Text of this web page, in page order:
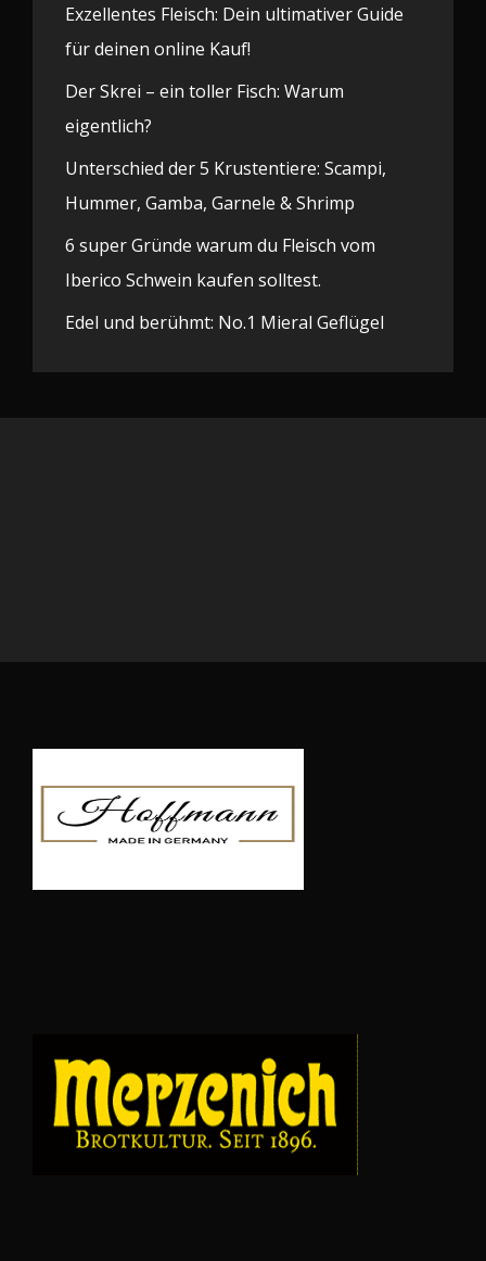
Exzellentes Fleisch: Dein ultimativer Guide
für deinen online Kauf!
Der Skrei – ein toller Fisch: Warum
eigentlich?
Unterschied der 5 Krustentiere: Scampi,
Hummer, Gamba, Garnele & Shrimp
6 super Gründe warum du Fleisch vom
Iberico Schwein kaufen solltest.
Edel und berühmt: No.1 Mieral Geflügel